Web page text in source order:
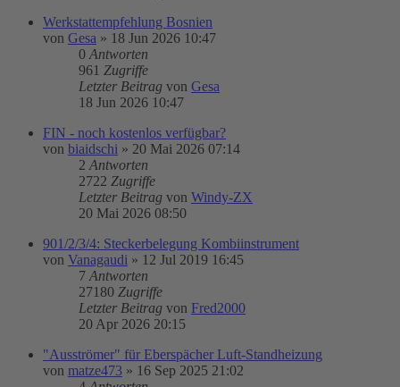
Werkstattempfehlung Bosnien
von Gesa » 18 Jun 2026 10:47
0 Antworten
961 Zugriffe
Letzter Beitrag von Gesa
18 Jun 2026 10:47
FIN - noch kostenlos verfügbar?
von biaidschi » 20 Mai 2026 07:14
2 Antworten
2722 Zugriffe
Letzter Beitrag von Windy-ZX
20 Mai 2026 08:50
901/2/3/4: Steckerbelegung Kombiinstrument
von Vanagaudi » 12 Jul 2019 16:45
7 Antworten
27180 Zugriffe
Letzter Beitrag von Fred2000
20 Apr 2026 20:15
"Ausströmer" für Eberspächer Luft-Standheizung
von matze473 » 16 Sep 2025 21:02